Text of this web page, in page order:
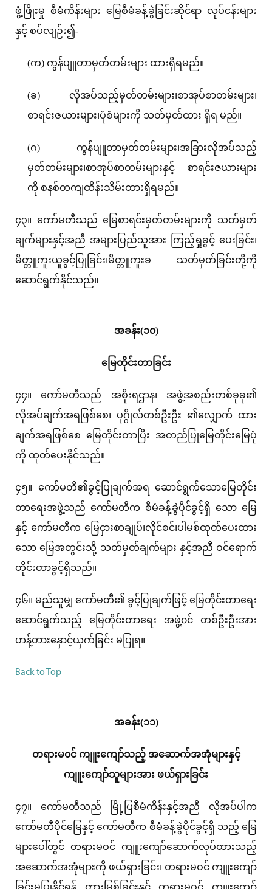
ဖွံ့ဖြိုးမှု စီမံကိန်းများ မြေစီမံခန့်ခွဲခြင်းဆိုင်ရာ လုပ်ငန်းများ
နှင့် စပ်လျဉ်း၍-
(က) ကွန်ပျူတာမှတ်တမ်းများ ထားရှိရမည်။
(ခ) လိုအပ်သည့်မှတ်တမ်းများ၊စာအုပ်စာတမ်းများ၊
စာရင်းဇယားများ၊ပုံစံများကို သတ်မှတ်ထား ရှိရ မည်။
(ဂ) ကွန်ပျူတာမှတ်တမ်းများ၊အခြားလိုအပ်သည့်
မှတ်တမ်းများ၊စာအုပ်စာတမ်းများနှင့် စာရင်းဇယားများ
ကို စနစ်တကျထိန်းသိမ်းထားရှိရမည်။
၄၃။ ကော်မတီသည် မြေစာရင်းမှတ်တမ်းများကို သတ်မှတ်
ချက်များနှင့်အညီ အများပြည်သူအား ကြည့်ရှုခွင့် ပေးခြင်း၊
မိတ္တူကူးယူခွင့်ပြုခြင်း၊မိတ္တူကူးခ သတ်မှတ်ခြင်းတို့ကို
ဆောင်ရွက်နိုင်သည်။
အခန်း(၁၀)
မြေတိုင်းတာခြင်း
၄၄။ ကော်မတီသည် အစိုးရဌာန၊ အဖွဲ့အစည်းတစ်ခုခု၏
လိုအပ်ချက်အရဖြစ်စေ၊ ပုဂ္ဂိုလ်တစ်ဦးဦး ၏လျှောက် ထား
ချက်အရဖြစ်စေ မြေတိုင်းတာပြီး အတည်ပြုမြေတိုင်းမြေပုံ
ကို ထုတ်ပေးနိုင်သည်။
၄၅။ ကော်မတီ၏ခွင့်ပြုချက်အရ ဆောင်ရွက်သောမြေတိုင်း
တာရေးအဖွဲ့သည် ကော်မတီက စီမံခန့်ခွဲပိုင်ခွင့်ရှိ သော မြေ
နှင့် ကော်မတီက မြေငှားစာချုပ်၊လိုင်စင်၊ပါမစ်ထုတ်ပေးထား
သော မြေအတွင်းသို့ သတ်မှတ်ချက်များ နှင့်အညီ ဝင်ရောက်
တိုင်းတာခွင့်ရှိသည်။
၄၆။ မည်သူမျှ ကော်မတီ၏ ခွင့်ပြုချက်ဖြင့် မြေတိုင်းတာရေး
ဆောင်ရွက်သည့် မြေတိုင်းတာရေး အဖွဲ့၀င် တစ်ဦးဦးအား
ဟန့်တားနှောင့်ယှက်ခြင်း မပြုရ။
Back to Top
အခန်း(၁၁)
တရားမ၀င် ကျူးကျော်သည့် အဆောက်အအုံများနှင့်
ကျူးကျော်သူများအား ဖယ်ရှားခြင်း
၄၇။ ကော်မတီသည် မြို့ပြစီမံကိန်းနှင့်အညီ လိုအပ်ပါက
ကော်မတီပိုင်မြေနှင့် ကော်မတီက စီမံခန့်ခွဲပိုင်ခွင့်ရှိ သည့် မြေ
များပေါ်တွင် တရားမဝင် ကျူးကျော်ဆောက်လုပ်ထားသည့်
အဆောက်အအုံများကို ဖယ်ရှားခြင်း၊ တရားမဝင် ကျူးကျော်
ခြင်းမပြုနိုင်ရန် တားမြစ်ခြင်းနှင့် တရားမဝင် ကျူးကျော်